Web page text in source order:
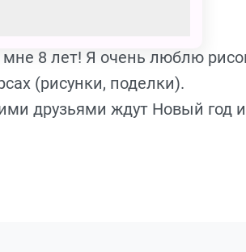
8 лет! Я очень люблю
(рисунки, поделки).
друзьями ждут Новый год и